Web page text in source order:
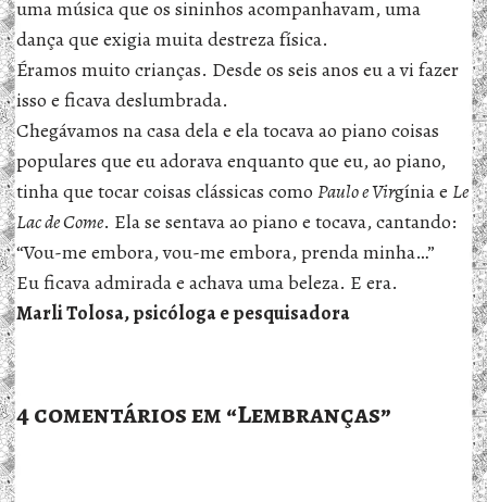
uma música que os sininhos acompanhavam, uma
dança que exigia muita destreza física.
Éramos muito crianças. Desde os seis anos eu a vi fazer
isso e ficava deslumbrada.
Chegávamos na casa dela e ela tocava ao piano coisas
populares que eu adorava enquanto que eu, ao piano,
tinha que tocar coisas clássicas como Paulo e Virgínia e Le
Lac de Come. Ela se sentava ao piano e tocava, cantando:
“Vou-me embora, vou-me embora, prenda minha…”
Eu ficava admirada e achava uma beleza. E era.
Marli Tolosa, psicóloga e pesquisadora
4 comentários em “Lembranças”